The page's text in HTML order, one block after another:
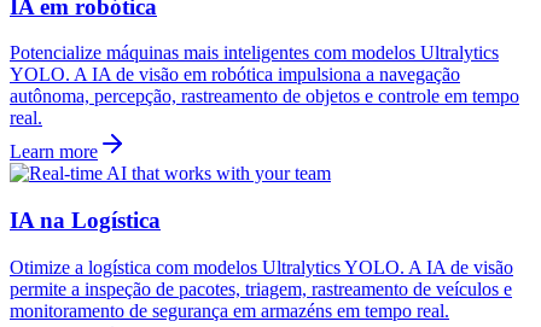
IA em robótica
Potencialize máquinas mais inteligentes com modelos Ultralytics
YOLO. A IA de visão em robótica impulsiona a navegação
autônoma, percepção, rastreamento de objetos e controle em tempo
real.
Learn more
IA na Logística
Otimize a logística com modelos Ultralytics YOLO. A IA de visão
permite a inspeção de pacotes, triagem, rastreamento de veículos e
monitoramento de segurança em armazéns em tempo real.